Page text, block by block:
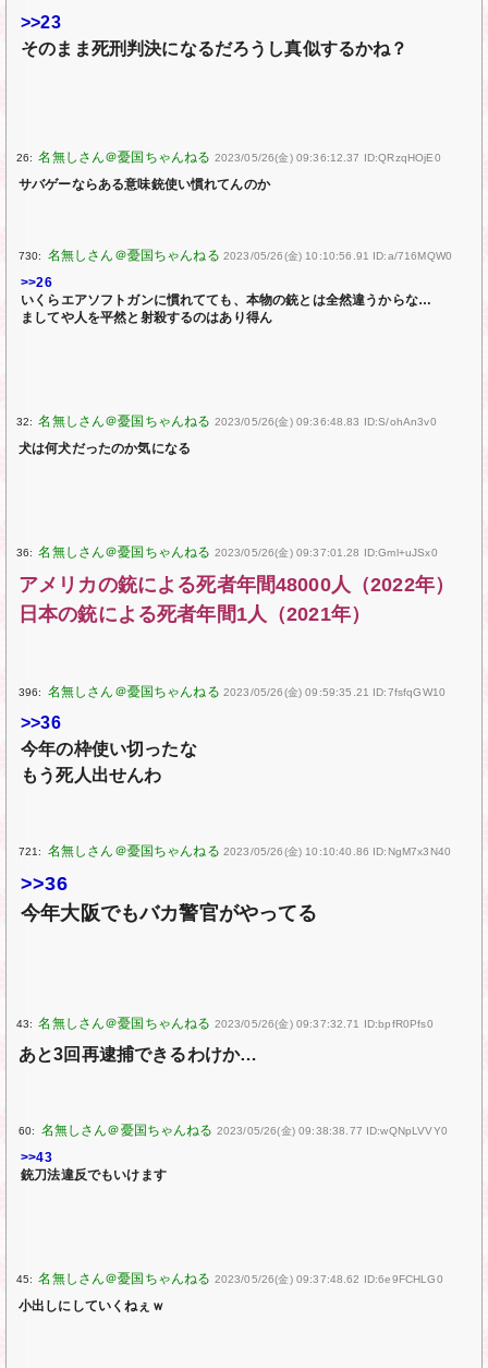
>>23
そのまま死刑判決になるだろうし真似するかね？
26: 2023/05/26(金) 09:36:12.37 ID:QRzqHOjE0
サバゲーならある意味銃使い慣れてんのか
730: 2023/05/26(金) 10:10:56.91 ID:a/716MQW0
>>26
いくらエアソフトガンに慣れてても、本物の銃とは全然違うからな…
ましてや人を平然と射殺するのはあり得ん
32: 2023/05/26(金) 09:36:48.83 ID:S/ohAn3v0
犬は何犬だったのか気になる
36: 2023/05/26(金) 09:37:01.28 ID:Gml+uJSx0
アメリカの銃による死者年間48000人（2022年）
日本の銃による死者年間1人（2021年）
396: 2023/05/26(金) 09:59:35.21 ID:7fsfqGW10
>>36
今年の枠使い切ったな
もう死人出せんわ
721: 2023/05/26(金) 10:10:40.86 ID:NgM7x3N40
>>36
今年大阪でもバカ警官がやってる
43: 2023/05/26(金) 09:37:32.71 ID:bpfR0Pfs0
あと3回再逮捕できるわけか…
60: 2023/05/26(金) 09:38:38.77 ID:wQNpLVVY0
>>43
銃刀法違反でもいけます
45: 2023/05/26(金) 09:37:48.62 ID:6e9FCHLG0
小出しにしていくねぇｗ